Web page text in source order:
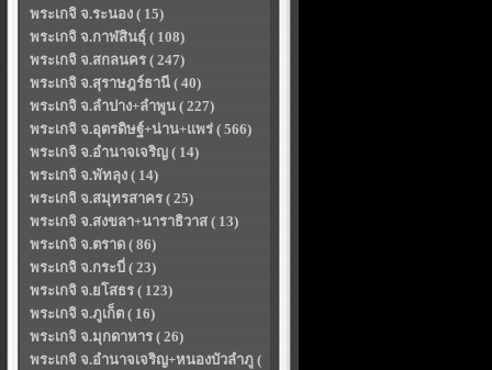
พระเกจิ จ.ระนอง ( 15)
พระเกจิ จ.กาฬสินธุ์ ( 108)
พระเกจิ จ.สกลนคร ( 247)
พระเกจิ จ.สุราษฎร์ธานี ( 40)
พระเกจิ จ.ลำปาง+ลำพูน ( 227)
พระเกจิ จ.อุตรดิษฐ์+น่าน+แพร่ ( 566)
พระเกจิ จ.อำนาจเจริญ ( 14)
พระเกจิ จ.พัทลุง ( 14)
พระเกจิ จ.สมุทรสาคร ( 25)
พระเกจิ จ.สงขลา+นาราธิวาส ( 13)
พระเกจิ จ.ตราด ( 86)
พระเกจิ จ.กระบี่ ( 23)
พระเกจิ จ.ยโสธร ( 123)
พระเกจิ จ.ภูเก็ต ( 16)
พระเกจิ จ.มุกดาหาร ( 26)
พระเกจิ จ.อำนาจเจริญ+หนองบัวลำภู (